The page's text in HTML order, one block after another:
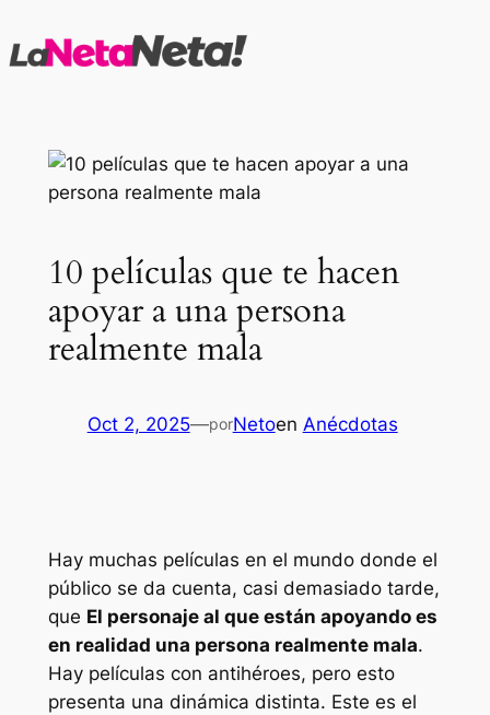
al
10 películas que te hacen
apoyar a una persona
realmente mala
Oct 2, 2025—porNetoen Anécdotas
Hay muchas películas en el mundo donde el
público se da cuenta, casi demasiado tarde,
que El personaje al que están apoyando es
en realidad una persona realmente mala.
Hay películas con antihéroes, pero esto
presenta una dinámica distinta. Este es el